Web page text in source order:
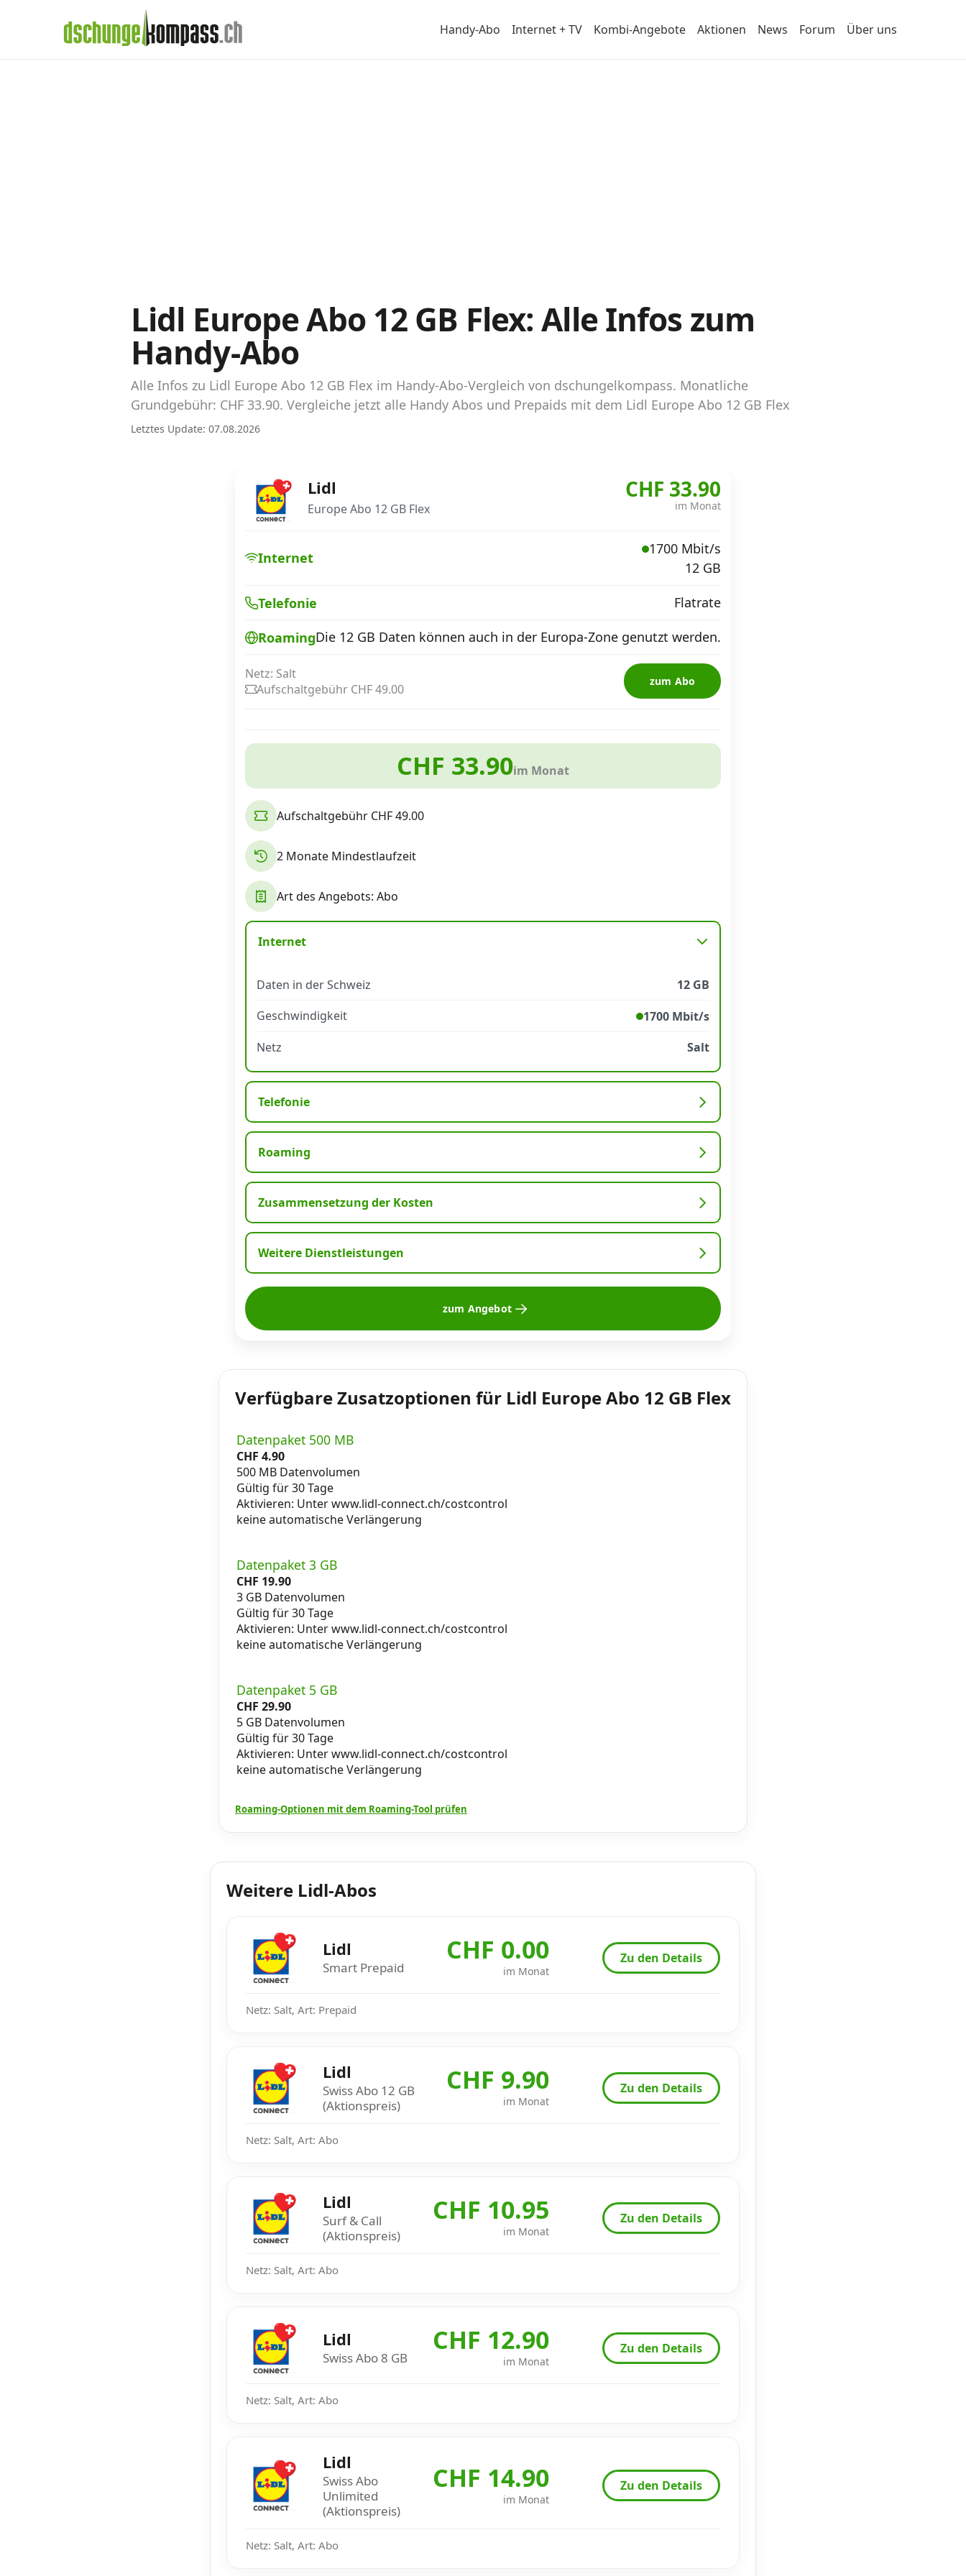
Handy-Abo Internet + TV Kombi-Angebote Aktionen News Forum Über uns
Daten-Abos vergleichen
Abos für Tablets, Hotspots und Smart
Tarifrechner Handy-Abo
Der gute alte Tarifrechner im neuen Design
Handy-Abo kündigen oder wechseln
Lidl Europe Abo 12 GB Flex: Alle Infos zum
Handy-Abo
Alle Infos zu Lidl Europe Abo 12 GB Flex im Handy-Abo-Vergleich von dschungelkompass. Monatliche
Grundgebühr: CHF 33.90. Vergleiche jetzt alle Handy Abos und Prepaids mit dem Lidl Europe Abo 12 GB Flex
Letztes Update: 07.08.2026
Lidl
Europe Abo 12 GB Flex
CHF 33.90
im Monat
Internet
1700 Mbit/s
12 GB
Telefonie Flatrate
RoamingDie 12 GB Daten können auch in der Europa-Zone genutzt werden.
Netz: Salt
Aufschaltgebühr CHF 49.00
zum Abo
CHF 33.90im Monat
Aufschaltgebühr CHF 49.00
2 Monate Mindestlaufzeit
Art des Angebots: Abo
Internet
Daten in der Schweiz
12 GB
Geschwindigkeit
1700 Mbit/s
Netz
Salt
Telefonie
Roaming
Zusammensetzung der Kosten
Weitere Dienstleistungen
zum Angebot
Verfügbare Zusatzoptionen für Lidl Europe Abo 12 GB Flex
Datenpaket 500 MB
CHF 4.90
500 MB Datenvolumen
Gültig für 30 Tage
Aktivieren: Unter www.lidl-connect.ch/costcontrol
keine automatische Verlängerung
Datenpaket 3 GB
CHF 19.90
3 GB Datenvolumen
Gültig für 30 Tage
Aktivieren: Unter www.lidl-connect.ch/costcontrol
keine automatische Verlängerung
Datenpaket 5 GB
CHF 29.90
5 GB Datenvolumen
Gültig für 30 Tage
Aktivieren: Unter www.lidl-connect.ch/costcontrol
keine automatische Verlängerung
Roaming-Optionen mit dem Roaming-Tool prüfen
Weitere Lidl-Abos
Lidl
Smart Prepaid
CHF 0.00
im Monat
Zu den Details
Netz: Salt, Art: Prepaid
Lidl
Swiss Abo 12 GB
(Aktionspreis)
CHF 9.90
im Monat
Zu den Details
Netz: Salt, Art: Abo
Lidl
Surf & Call
(Aktionspreis)
CHF 10.95
im Monat
Zu den Details
Netz: Salt, Art: Abo
Lidl
Swiss Abo 8 GB
CHF 12.90
im Monat
Zu den Details
Netz: Salt, Art: Abo
Lidl
Swiss Abo
Unlimited
(Aktionspreis)
CHF 14.90
im Monat
Zu den Details
Netz: Salt, Art: Abo